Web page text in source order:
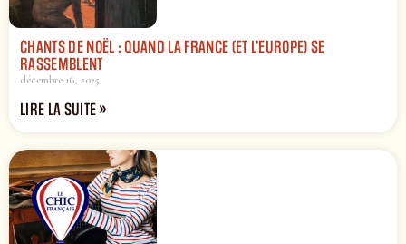
CHANTS DE NOËL : QUAND LA FRANCE (ET L’EUROPE) SE
RASSEMBLENT
décembre 16, 2025
LIRE LA SUITE »